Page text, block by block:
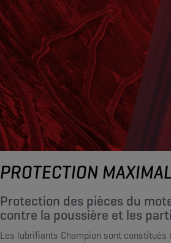
PROTECTION
Protection des pièces du
contre la poussière et les
Les lubrifiants Champion sont constitués